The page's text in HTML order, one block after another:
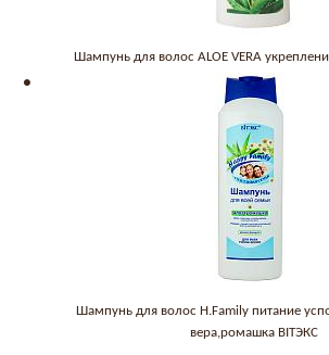
Шампунь для волос ALOE VERA
Шампунь для волос H.Family питание
вера,ромашка BITЭКС